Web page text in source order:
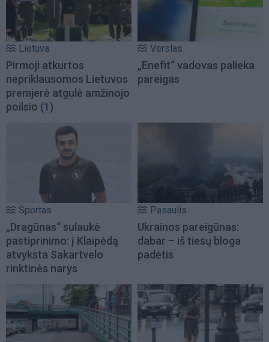
Lietuva
Pirmoji atkurtos
nepriklausomos Lietuvos
premjerė atgulė amžinojo
poilsio (1)
Verslas
„Enefit“ vadovas palieka
pareigas
Sportas
„Dragūnas“ sulaukė
pastiprinimo: į Klaipėdą
atvyksta Sakartvelo
rinktinės narys
Pasaulis
Ukrainos pareigūnas:
dabar – iš tiesų bloga
padėtis